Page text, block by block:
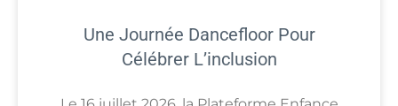
Une Journée Dancefloor Pour
Célébrer L’inclusion